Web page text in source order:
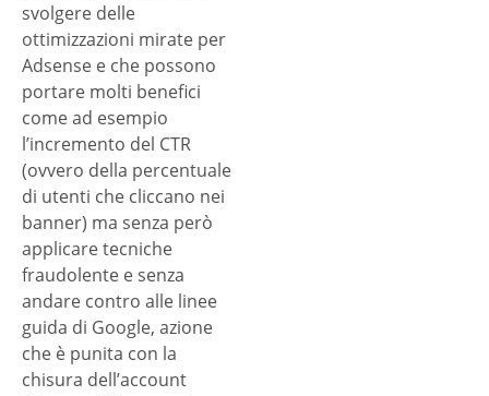
svolgere delle
ottimizzazioni mirate per
Adsense e che possono
portare molti benefici
come ad esempio
l’incremento del CTR
(ovvero della percentuale
di utenti che cliccano nei
banner) ma senza però
applicare tecniche
fraudolente e senza
andare contro alle linee
guida di Google, azione
che è punita con la
chisura dell’account